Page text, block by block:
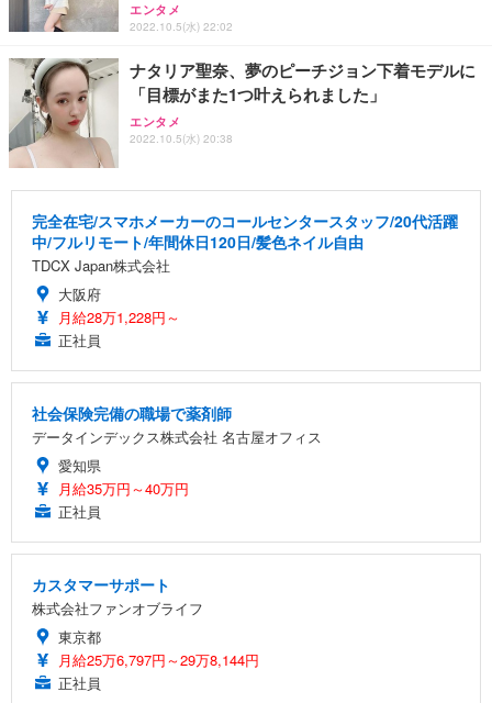
エンタメ
2022.10.5(水) 22:02
ナタリア聖奈、夢のピーチジョン下着モデルに
「目標がまた1つ叶えられました」
エンタメ
2022.10.5(水) 20:38
完全在宅/スマホメーカーのコールセンタースタッフ/20代活躍
中/フルリモート/年間休日120日/髪色ネイル自由
TDCX Japan株式会社
大阪府
月給28万1,228円～
正社員
社会保険完備の職場で薬剤師
データインデックス株式会社 名古屋オフィス
愛知県
月給35万円～40万円
正社員
カスタマーサポート
株式会社ファンオブライフ
東京都
月給25万6,797円～29万8,144円
正社員